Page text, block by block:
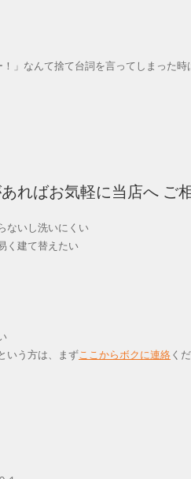
なんて捨て台詞を言ってしまった時
ればお気軽に当店へ ご
ないし洗いにくい
く建て替えたい
いう方は、まずここからボクに連絡 く